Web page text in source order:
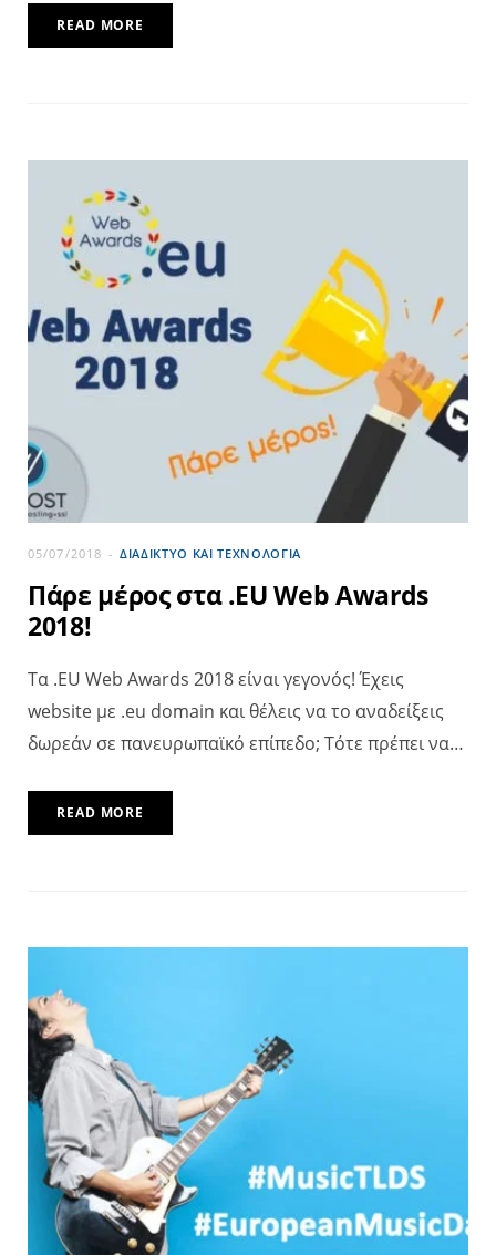
READ MORE
ΔΙΑΔΊΚΤΥΟ ΚΑΙ ΤΕΧΝΟΛΟΓΊΑ
05/07/2018
Πάρε μέρος στα .EU Web Awards
2018!
Τα .EU Web Awards 2018 είναι γεγονός! Έχεις
website με .eu domain και θέλεις να το αναδείξεις
δωρεάν σε πανευρωπαϊκό επίπεδο; Τότε πρέπει να…
READ MORE